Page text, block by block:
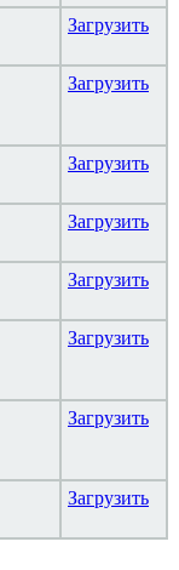
Загрузить
Загрузить
Загрузить
Загрузить
Загрузить
Загрузить
Загрузить
Загрузить